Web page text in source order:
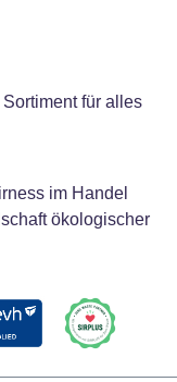
für alles
im Handel
ökologischer